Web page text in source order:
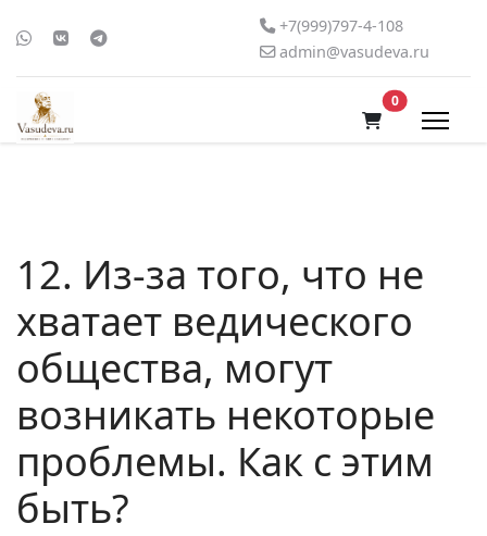
+7(999)797-4-108
admin@vasudeva.ru
0В корзину
12. Из-за того, что не
хватает ведического
общества, могут
возникать некоторые
проблемы. Как с этим
быть?